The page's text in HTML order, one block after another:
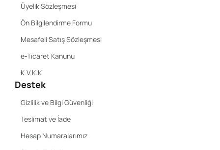
Üyelik Sözleşmesi
Ön Bilgilendirme Formu
Mesafeli Satış Sözleşmesi
e-Ticaret Kanunu
K.V.K.K
Destek
Gizlilik ve Bilgi Güvenliği
Teslimat ve İade
Hesap Numaralarımız